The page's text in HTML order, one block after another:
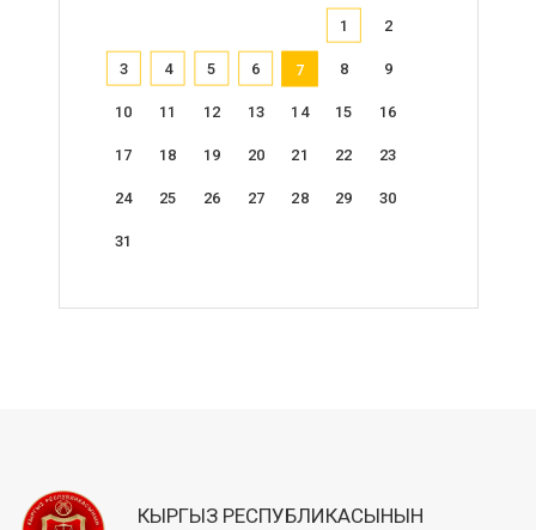
1 2
3 4 5 6 7 8 9
10 11 12 13 14 15 16
17 18 19 20 21 22 23
24 25 26 27 28 29 30
31
КЫРГЫЗ РЕСПУБЛИКАСЫНЫН